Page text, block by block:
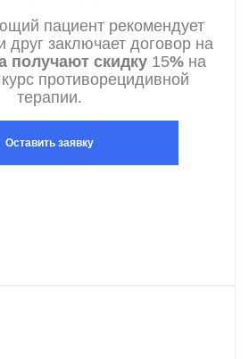
пациент рекомендует
друг заключает договор на
получают скидку 15% на
противорецидивной
терапии.
Оставить заявку